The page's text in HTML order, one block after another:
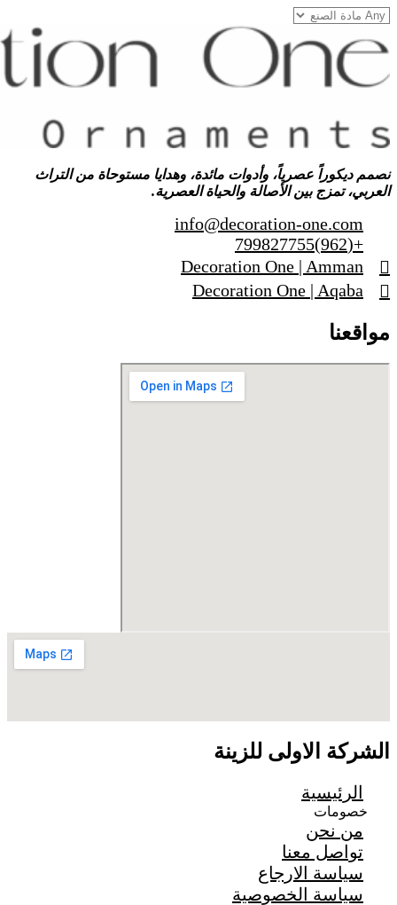
نصمم ديكوراً عصرياً، وأدوات مائدة، وهدايا مستوحاة من التراث
العربي، تمزج بين الأصالة والحياة العصرية.
info@decoration-one.com
+(962)799827755
Decoration One | Amman
Decoration One | Aqaba
مواقعنا
الشركة الاولى للزينة
الرئيسية
خصومات
من نحن
تواصل معنا
سياسة الارجاع
سياسة الخصوصية